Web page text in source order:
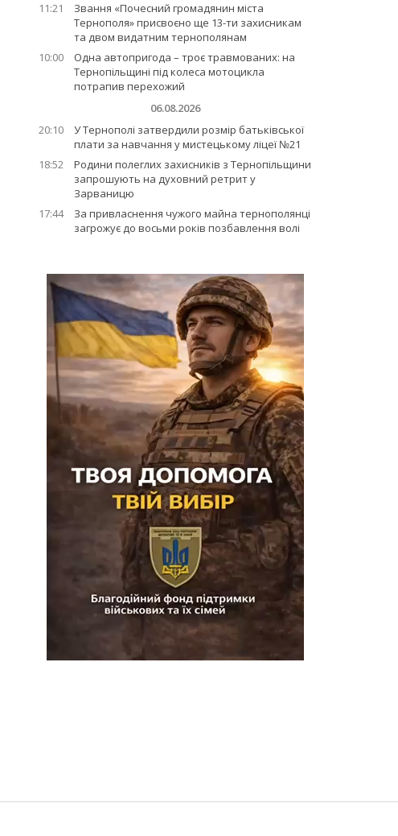
11:21
Звання «Почесний громадянин міста
Тернополя» присвоєно ще 13-ти захисникам
та двом видатним тернополянам
10:00
Одна автопригода – троє травмованих: на
Тернопільщині під колеса мотоцикла
потрапив перехожий
06.08.2026
20:10
У Тернополі затвердили розмір батьківської
плати за навчання у мистецькому ліцеї №21
18:52
Родини полеглих захисників з Тернопільщини
запрошують на духовний ретрит у
Зарваницю
17:44
За привласнення чужого майна тернополянці
загрожує до восьми років позбавлення волі